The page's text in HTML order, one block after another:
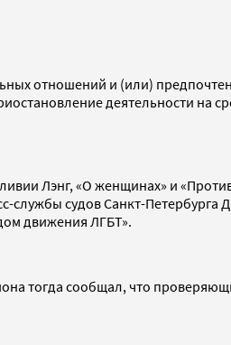
отношений и (или)
деятельности на
Лэнг, «О женщинах» и
службы судов Санкт-Петербурга
движения ЛГБТ».
тогда сообщал, что